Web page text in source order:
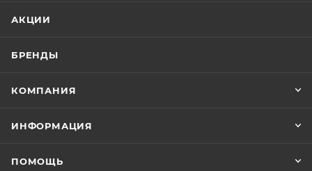
АКЦИИ
БРЕНДЫ
КОМПАНИЯ
ИНФОРМАЦИЯ
ПОМОЩЬ